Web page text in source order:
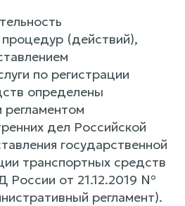
(действий),
по регистрации
определены
дел Российской
государственной
транспортных средств
России от 21.12.2019 №
регламент).